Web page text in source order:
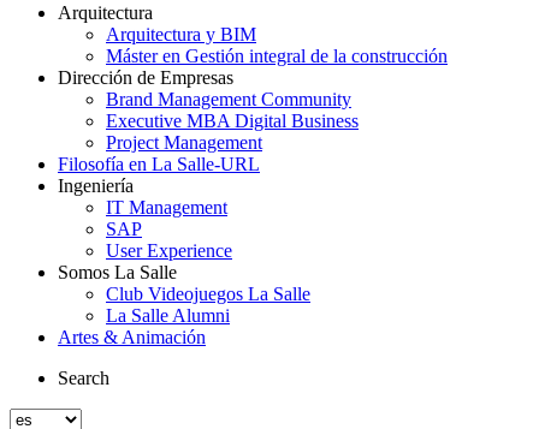
Arquitectura
Arquitectura y BIM
Máster en Gestión integral de la construcción
Dirección de Empresas
Brand Management Community
Executive MBA Digital Business
Project Management
Filosofía en La Salle-URL
Ingeniería
IT Management
SAP
User Experience
Somos La Salle
Club Videojuegos La Salle
La Salle Alumni
Artes & Animación
Search